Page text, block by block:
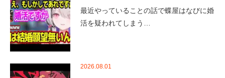
最近やっていることの話で蝶屋はなびに婚
活を疑われてしまう…
2026.08.01